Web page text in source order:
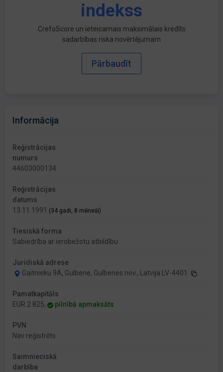
indekss
CrefoScore un ieteicamais maksimālais kredīts
sadarbības riska novērtējumam
Pārbaudīt
Informācija
Reģistrācijas
numurs
44603000134
Reģistrācijas
datums
13.11.1991 (34 gadi, 8 mēneši)
Tiesiskā forma
Sabiedrība ar ierobežotu atbildību
Juridiskā adrese
Gaitnieku 9A, Gulbene, Gulbenes nov., Latvija LV-4401
Pamatkapitāls
EUR 2 825,
pilnībā apmaksāts
PVN
Nav reģistrēts
Saimnieciskā
darbība